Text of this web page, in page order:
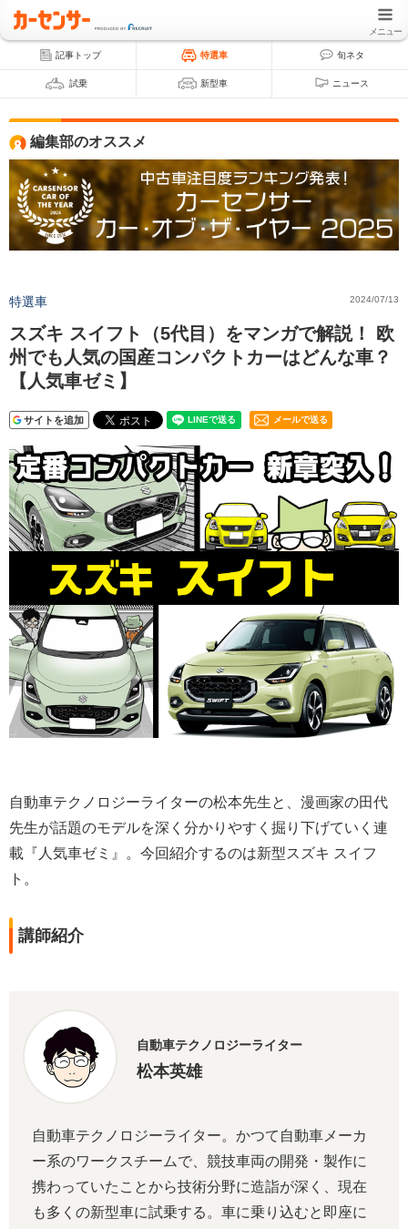
メニュー
記事トップ 特選車 旬ネタ
試乗 新型車 ニュース
編集部のオススメ
特選車 2024/07/13
スズキ スイフト（5代目）をマンガで解説！ 欧
州でも人気の国産コンパクトカーはどんな車？
【人気車ゼミ】
サイトを追加 メールで送る
自動車テクノロジーライターの松本先生と、漫画家の田代
先生が話題のモデルを深く分かりやすく掘り下げていく連
載『人気車ゼミ』。今回紹介するのは新型スズキ スイフ
ト。
講師紹介
自動車テクノロジーライター
松本英雄
自動車テクノロジーライター。かつて自動車メーカ
ー系のワークスチームで、競技車両の開発・製作に
携わっていたことから技術分野に造詣が深く、現在
も多くの新型車に試乗する。車に乗り込むと即座に